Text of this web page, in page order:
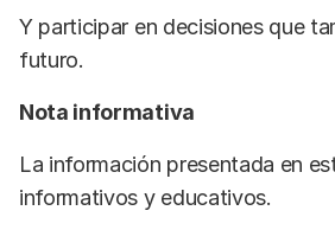
Y participar en decisiones que
futuro.
Nota informativa
La información presentada en
informativos y educativos.